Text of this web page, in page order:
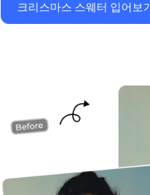
크리스마스 스웨터 입어보기